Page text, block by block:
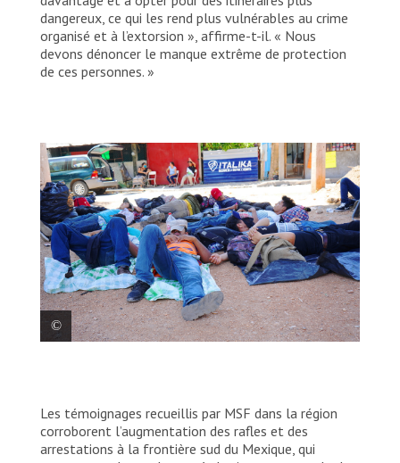
dangereux, ce qui les rend plus vulnérables au crime
organisé et à l’extorsion », affirme-t-il. « Nous
devons dénoncer le manque extrême de protection
de ces personnes. »
Casa del Migrante du diocèse de
Coatzacoalcos parce qu’on leur refuse un
abri pour la nuit.
Les témoignages recueillis par MSF dans la région
corroborent l’augmentation des rafles et des
arrestations à la frontière sud du Mexique, qui